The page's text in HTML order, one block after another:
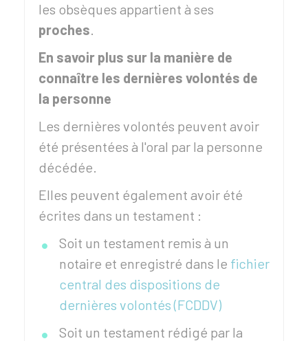
les obsèques appartient à ses
proches.
En savoir plus sur la manière de
connaître les dernières volontés de
la personne
Les dernières volontés peuvent avoir
été présentées à l'oral par la personne
décédée.
Elles peuvent également avoir été
écrites dans un testament :
Soit un testament remis à un
notaire et enregistré dans le fichier
central des dispositions de
dernières volontés (FCDDV)
Soit un testament rédigé par la